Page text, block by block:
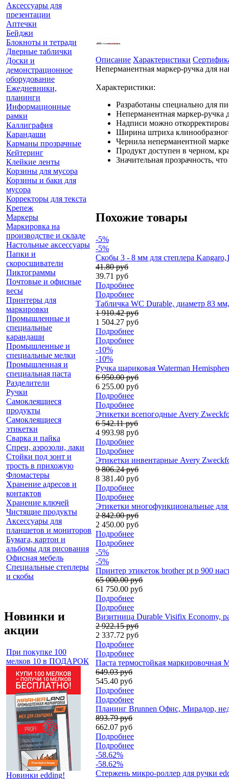
Аксессуары для
презентации
Аптечки
Бейджи
Блокноты и тетради
Дверные таблички
Доски и
демонстрационное
оборудование
Ежедневники,
планинги
Информационные
рамки
Каллиграфия
Карандаши
Карманы прозрачные
Кейтеринг
Клейкие ленты
Корзины для мусора
Корзины и баки для
мусора
Корректоры для текста
Крепеж
Маркеры
Маркировка на
производстве и складе
Настольные аксессуары
Папки и
скоросшиватели
Пиктограммы
Почтовые и офисные
весы
Принтеры для
маркировки
Промышленные и
специальные
карандаши
Промышленные и
специальные мелки
Промышленная и
специальная паста
Разделители
Ручки
Самоклеящиеся
продукты
Самоклеящиеся
этикетки
Сварка и пайка
Спреи, аэрозоли, лаки
Стойки под зонт и
трость в прихожую
Фломастеры
Хранение адресов и
контактов
Хранение ключей
Чистящие продукты
Аксессуары для
планшетов и мониторов
Бумага, картон и
альбомы для рисования
Офисная мебель
Специальные степлеры
и скобы
Новинки и
акции
При покупке 100
мелков 10 в ПОДАРОК
Новинки edding!
Описание Характеристики
Неперманентная маркер-ручка для
Характеристики:
Разработаны специально для
Неперманентная маркер-ручка
Надписи можно
Ширина штриха
Чернила неперманентной
Продукт доступен в черном,
Значительная прозрачность,
Похожие товары
-5%
-5%
Скобы 3 - 8 мм для степлера
41.80 руб
39.71 руб
Подробнее
Подробнее
Табличка WC Durable, диаметр 83
1 910.42 руб
1 504.27 руб
Подробнее
Подробнее
-10%
-10%
Ручка шариковая Waterman
6 950.00 руб
6 255.00 руб
Подробнее
Подробнее
Этикетки всепогодные Avery
6 542.11 руб
4 993.98 руб
Подробнее
Подробнее
Этикетки инвентарные Avery
9 806.24 руб
8 381.40 руб
Подробнее
Подробнее
Этикетки многофункциональные
2 842.00 руб
2 450.00 руб
Подробнее
Подробнее
-5%
-5%
Принтер этикеток brother pt p 900
65 000.00 руб
61 750.00 руб
Подробнее
Подробнее
Визитница Durable Visifix Economy,
2 922.15 руб
2 337.72 руб
Подробнее
Подробнее
Паста термостойкая маркировочная
649.03 руб
545.40 руб
Подробнее
Подробнее
Планинг Brunnen Офис, Мирадор,
893.79 руб
662.07 руб
Подробнее
Подробнее
-58.62%
-58.62%
Стержень микро-роллер для ручки